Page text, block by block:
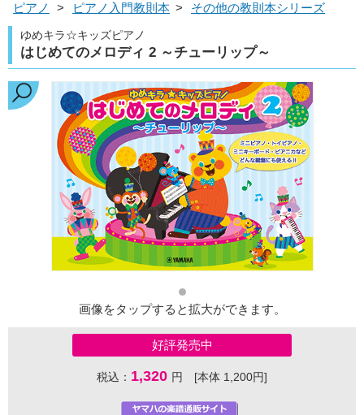
ピアノ > ピアノ入門教則本 > その他の教則本シリーズ
ゆめキラ☆キッズピアノ
はじめてのメロディ 2 ～チューリップ～
画像をタップすると拡大ができます。
好評発売中
税込： 1,320 円 [本体 1,200円]